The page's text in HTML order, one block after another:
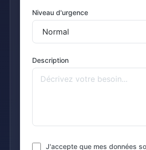
Niveau d'urgence
Description
J'accepte que mes données